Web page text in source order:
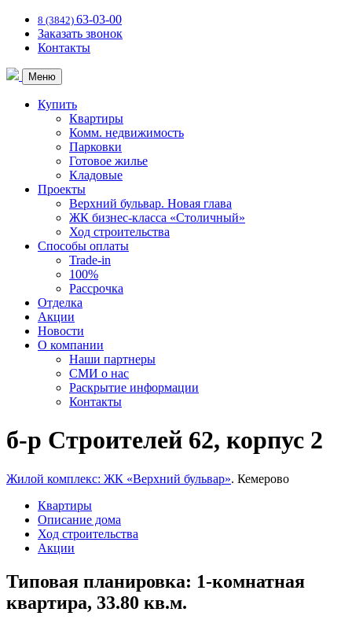
8 (3842) 63-03-00
Заказать звонок
Контакты
Меню
Купить
Квартиры
Комм. недвижимость
Парковки
Готовое жилье
Кладовые
Проекты
Верхний бульвар. Новая глава
ЖК бизнес-класса «Столичный»
Ход строительства
Способы оплаты
Trade-in
100%
Рассрочка
Отделка
Акции
Новости
О компании
Наши партнеры
СМИ о нас
Раскрытие информации
Контакты
б-р Строителей 62, корпус 2
Жилой комплекс: ЖК «Верхний бульвар». Кемерово
Квартиры
Описание дома
Ход строительства
Акции
Типовая планировка: 1-комнатная
квартира, 33.80 кв.м.